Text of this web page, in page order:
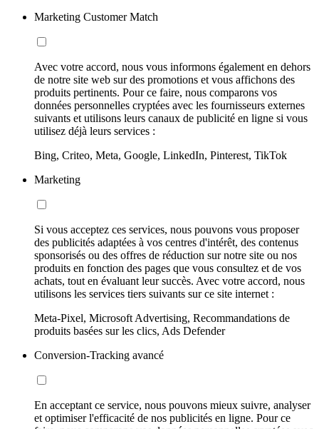
Marketing Customer Match
Avec votre accord, nous vous informons également en dehors
de notre site web sur des promotions et vous affichons des
produits pertinents. Pour ce faire, nous comparons vos
données personnelles cryptées avec les fournisseurs externes
suivants et utilisons leurs canaux de publicité en ligne si vous
utilisez déjà leurs services :
Bing, Criteo, Meta, Google, LinkedIn, Pinterest, TikTok
Marketing
Si vous acceptez ces services, nous pouvons vous proposer
des publicités adaptées à vos centres d'intérêt, des contenus
sponsorisés ou des offres de réduction sur notre site ou nos
produits en fonction des pages que vous consultez et de vos
achats, tout en évaluant leur succès. Avec votre accord, nous
utilisons les services tiers suivants sur ce site internet :
Meta-Pixel, Microsoft Advertising, Recommandations de
produits basées sur les clics, Ads Defender
Conversion-Tracking avancé
En acceptant ce service, nous pouvons mieux suivre, analyser
et optimiser l'efficacité de nos publicités en ligne. Pour ce